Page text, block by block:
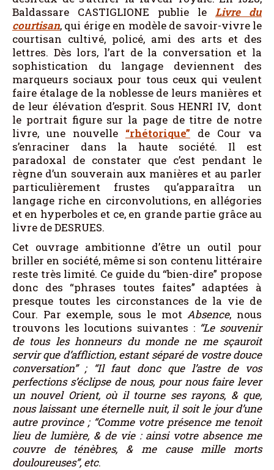
Baldassare CASTIGLIONE publie le Livre du
courtisan, qui érige en modèle de savoir-vivre le
courtisan cultivé, policé, ami des arts et des
lettres. Dès lors, l’art de la conversation et la
sophistication du langage deviennent des
marqueurs sociaux pour tous ceux qui veulent
faire étalage de la noblesse de leurs manières et
de leur élévation d’esprit. Sous HENRI IV, dont
le portrait figure sur la page de titre de notre
livre, une nouvelle “rhétorique” de Cour va
s’enraciner dans la haute société. Il est
paradoxal de constater que c’est pendant le
règne d’un souverain aux manières et au parler
particulièrement frustes qu’apparaîtra un
langage riche en circonvolutions, en allégories
et en hyperboles et ce, en grande partie grâce au
livre de DESRUES.
Cet ouvrage ambitionne d’être un outil pour
briller en société, même si son contenu littéraire
reste très limité. Ce guide du “bien-dire” propose
donc des “phrases toutes faites” adaptées à
presque toutes les circonstances de la vie de
Cour. Par exemple, sous le mot Absence, nous
trouvons les locutions suivantes :“Le souvenir
de tous les honneurs du monde ne me sçauroit
servir que d’affliction, estant séparé de vostre douce
conversation” ; “Il faut donc que l’astre de vos
perfections s’éclipse de nous, pour nous faire lever
un nouvel Orient, où il tourne ses rayons, & que,
nous laissant une éternelle nuit, il soit le jour d’une
autre province ; “Comme votre présence me tenoit
lieu de lumière, & de vie : ainsi votre absence me
couvre de ténèbres, & me cause mille morts
douloureuses”, etc.